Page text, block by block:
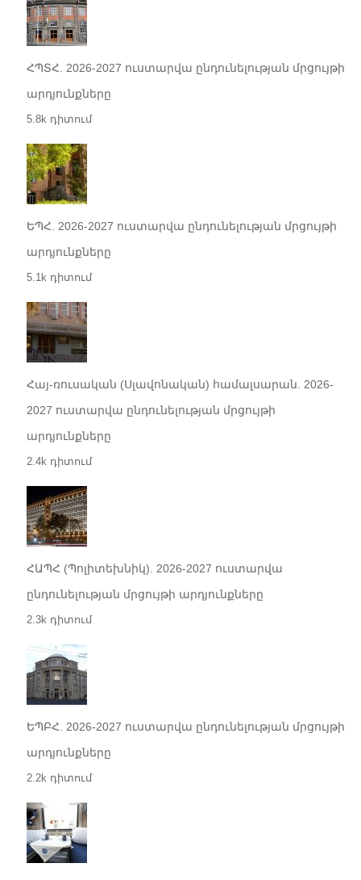
ՀՊՏՀ. 2026-2027 ուստարվա ընդունելության մրցույթի
արդյունքները
5.8k դիտում
ԵՊՀ. 2026-2027 ուստարվա ընդունելության մրցույթի
արդյունքները
5.1k դիտում
Հայ-ռուսական (Սլավոնական) համալսարան. 2026-
2027 ուստարվա ընդունելության մրցույթի
արդյունքները
2.4k դիտում
ՀԱՊՀ (Պոլիտեխնիկ). 2026-2027 ուստարվա
ընդունելության մրցույթի արդյունքները
2.3k դիտում
ԵՊԲՀ. 2026-2027 ուստարվա ընդունելության մրցույթի
արդյունքները
2.2k դիտում